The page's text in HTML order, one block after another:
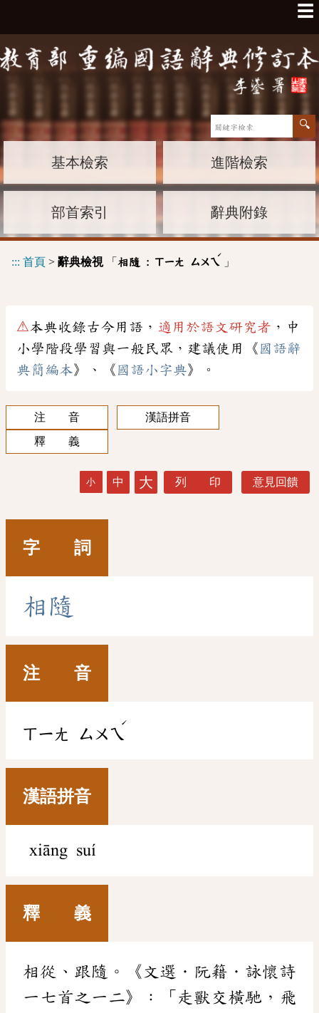
☰
基本檢索 進階檢索
部首索引 辭典附錄
::: 首頁 > 辭典檢視「 相隨 : ㄒㄧㄤ ㄙㄨㄟ
ˊ
」
⚠本典收錄古今用語， 適用於語文研究者 ，中
小學階段學習與一般民眾，建議使用《 國語辭
典簡編本》、《 國語小字典》。
注 音
漢語拼音
釋 義
小 中 大 列 印 意見回饋
字 詞
相 隨
注 音
ㄒㄧㄤ ㄙㄨㄟ
ˊ
漢語拼音
xiāng suí
釋 義
相從、跟隨。《文選．阮籍．詠懷詩
一七首之一二》：「走獸交橫馳，飛